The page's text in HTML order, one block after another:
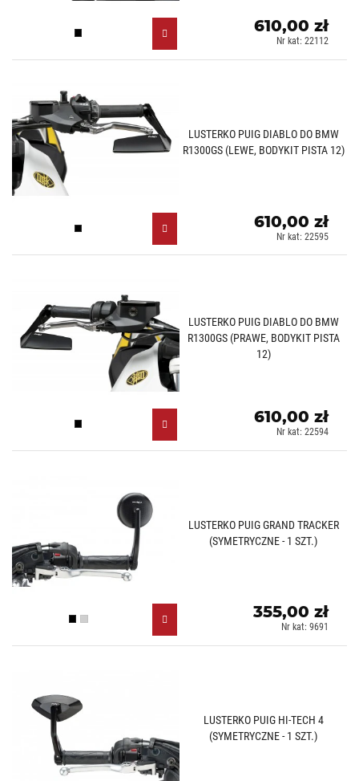
Czarny (N)
610,00 zł
Nr kat: 22112
LUSTERKO PUIG DIABLO DO BMW
R1300GS (LEWE, BODYKIT PISTA 12)
Czarny (N)
610,00 zł
Nr kat: 22595
LUSTERKO PUIG DIABLO DO BMW
R1300GS (PRAWE, BODYKIT PISTA
12)
Czarny (N)
610,00 zł
Nr kat: 22594
LUSTERKO PUIG GRAND TRACKER
(SYMETRYCZNE - 1 SZT.)
Czarny (N)
Aluminiowy (D)
355,00 zł
Nr kat: 9691
LUSTERKO PUIG HI-TECH 4
(SYMETRYCZNE - 1 SZT.)